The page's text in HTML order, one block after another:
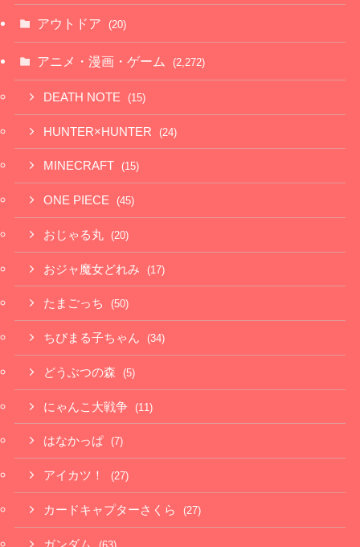
アウトドア (20)
アニメ・漫画・ゲーム (2,272)
DEATH NOTE (15)
HUNTER×HUNTER (24)
MINECRAFT (15)
ONE PIECE (45)
おじゃる丸 (20)
おジャ魔女どれみ (17)
たまごっち (50)
ちびまる子ちゃん (34)
どうぶつの森 (5)
にゃんこ大戦争 (11)
はなかっぱ (7)
アイカツ！ (27)
カードキャプターさくら (27)
ガンダム